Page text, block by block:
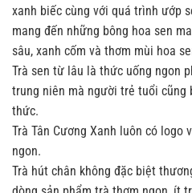
xanh biếc cùng với quá trình ướp
mang đến những bông hoa sen
sâu, xanh cốm và thơm mùi hoa
Trà sen từ lâu là thức uống ngon
trung niên mà người trẻ tuổi
thức.
Trà Tân Cương Xanh luôn có logo
ngon.
Trà hút chân không đặc biệt